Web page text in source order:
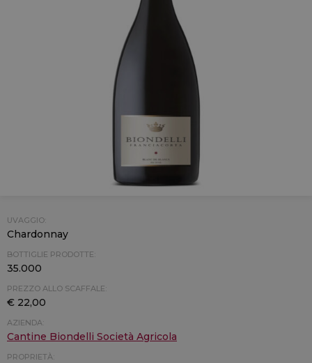
UVAGGIO:
Chardonnay
BOTTIGLIE PRODOTTE:
35.000
PREZZO ALLO SCAFFALE:
€ 22,00
AZIENDA:
Cantine Biondelli Società Agricola
PROPRIETÀ: